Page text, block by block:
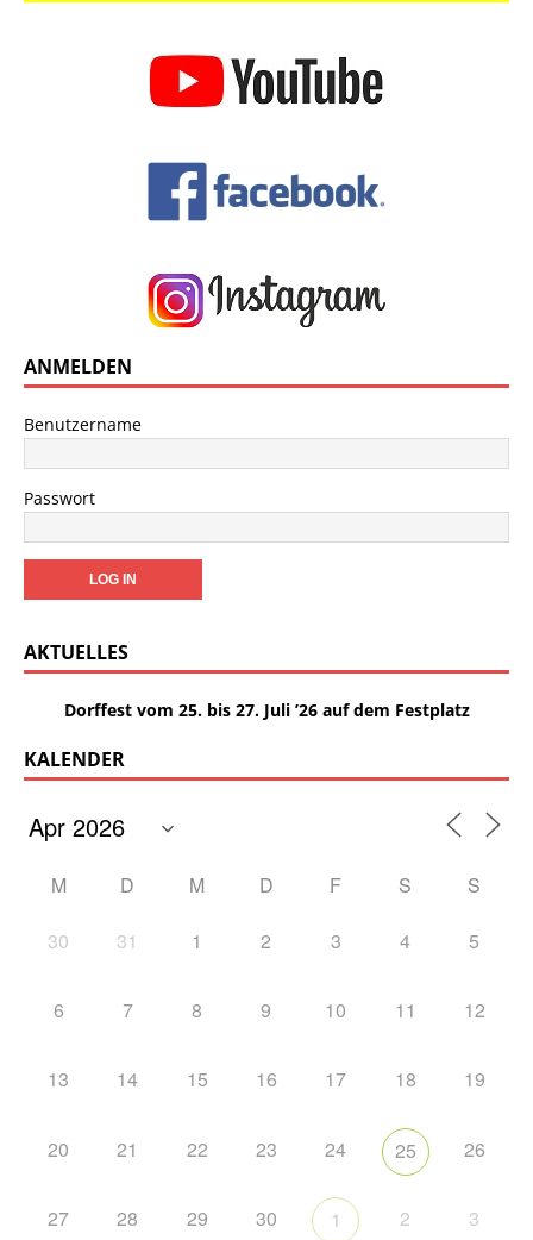
ANMELDEN
Benutzername
Passwort
AKTUELLES
Dorffest vom 25. bis 27. Juli ’26 auf dem Festplatz
KALENDER
M D M D F S S
30 31 1 2 3 4 5
6 7 8 9 10 11 12
13 14 15 16 17 18 19
20 21 22 23 24 25 26
27 28 29 30 1 2 3